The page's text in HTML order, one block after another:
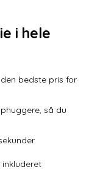
i hele
bedste pris for
så du
inkluderet